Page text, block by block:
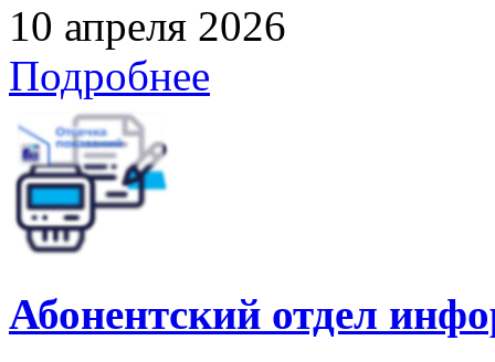
10 апреля 2026
Подробнее
Абонентский отдел